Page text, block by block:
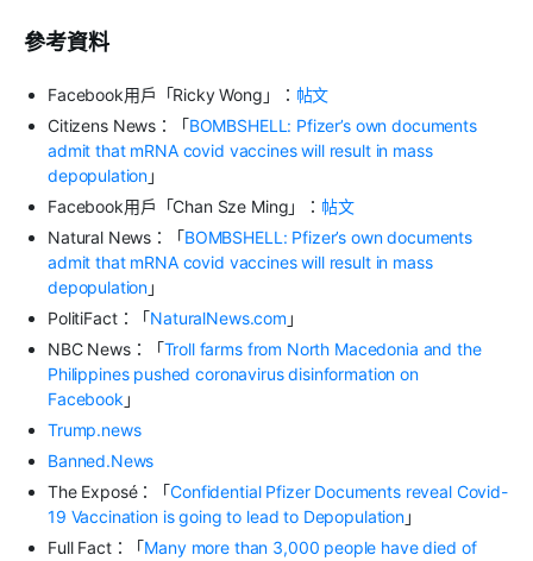
參考資料
Facebook用戶「Ricky Wong」： 帖文
Citizens News：「BOMBSHELL: Pfizer’s own documents
admit that mRNA covid vaccines will result in mass
depopulation」
Facebook用戶「Chan Sze Ming」： 帖文
Natural News：「BOMBSHELL: Pfizer’s own documents
admit that mRNA covid vaccines will result in mass
depopulation」
PolitiFact：「NaturalNews.com 」
NBC News：「Troll farms from North Macedonia and the
Philippines pushed coronavirus disinformation on
Facebook 」
Trump.news
Banned.News
The Exposé：「Confidential Pfizer Documents reveal Covid-
19 Vaccination is going to lead to Depopulation」
Full Fact：「Many more than 3,000 people have died of